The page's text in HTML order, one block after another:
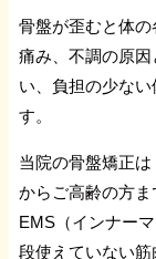
骨盤が歪むと体
痛み、不調の原
い、負担の少な
す。
当院の骨盤矯正
からご高齢の方
EMS（インナー
段使えていない